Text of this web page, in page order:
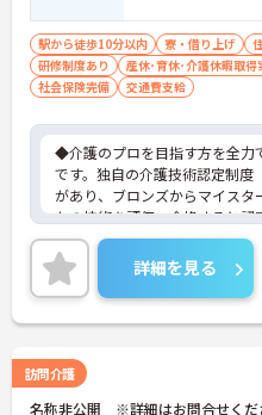
駅から徒歩10分以内 寮・借り上げ
研修制度あり
産休･育休･介護休暇取得
社会保険完備
交通費支給
◆介護のプロを目指す方を全力
です。独自の介護技術認定制度
があり、ブロンズからマイスタ
たの技術を評価。合格すると認
れます。
◆スタッフ同士の繋がりを大切
スバッジ」という素敵な制度を
マホやパソコンから、部署や施
「ありがとう」のバッジを送り
些細なことでも感謝を伝え合い
風通しが良くとてもあたたかい
また、「もっとこうしたら良く
詳細を見る
訪問介護
名称非公開 ※詳細はお問合せくだ